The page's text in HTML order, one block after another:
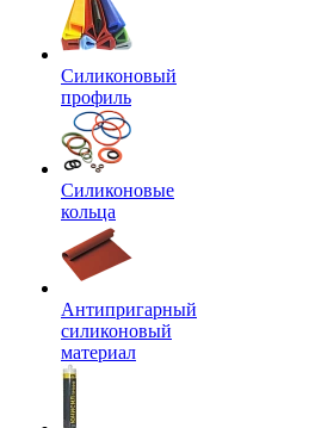
Силиконовый
профиль
Силиконовые
кольца
Антипригарный
силиконовый
материал